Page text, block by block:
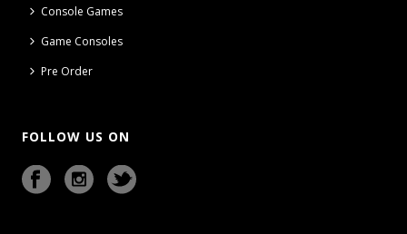
Console Games
Game Consoles
Pre Order
FOLLOW US ON